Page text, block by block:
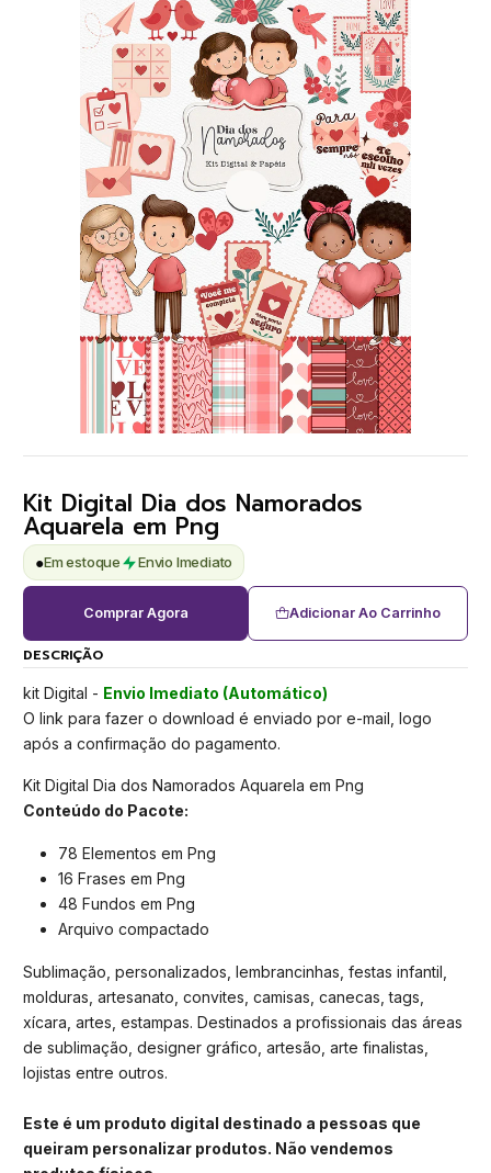
Kit Digital Dia dos Namorados
Aquarela em Png
●Em estoque Envio Imediato
Adicionar Ao Carrinho
Comprar Agora
DESCRIÇÃO
kit Digital - Envio Imediato (Automático)
O link para fazer o download é enviado por e-mail, logo
após a confirmação do pagamento.
Kit Digital Dia dos Namorados Aquarela em Png
Conteúdo do Pacote:
78 Elementos em Png
16 Frases em Png
48 Fundos em Png
Arquivo compactado
Sublimação, personalizados, lembrancinhas, festas infantil,
molduras, artesanato, convites, camisas, canecas, tags,
xícara, artes, estampas. Destinados a profissionais das áreas
de sublimação, designer gráfico, artesão, arte finalistas,
lojistas entre outros.
Este é um produto digital destinado a pessoas que
queiram personalizar produtos. Não vendemos